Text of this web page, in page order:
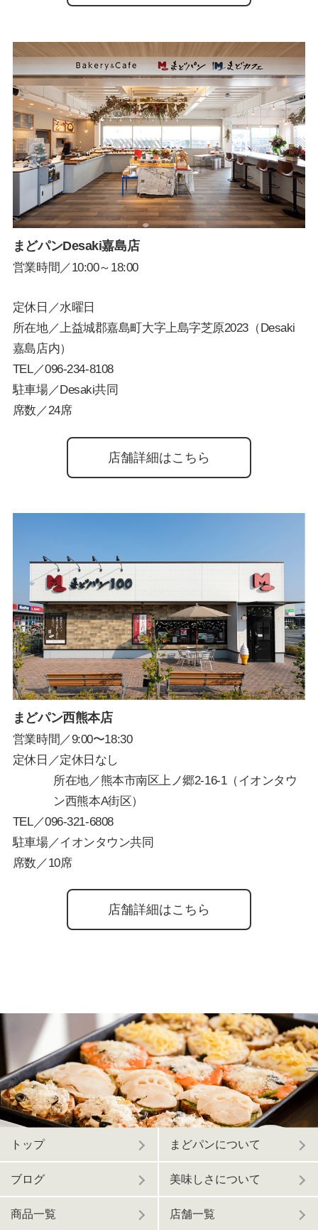
まどパンDesaki嘉島店
営業時間／10:00～18:00
定休日／水曜日
所在地／上益城郡嘉島町大字上島字芝原2023（Desaki
嘉島店内）
TEL／096-234-8108
駐車場／Desaki共同
席数／24席
店舗詳細はこちら
まどパン西熊本店
営業時間／9:00〜18:30
定休日／定休日なし
所在地／熊本市南区上ノ郷2-16-1（イオンタウ
ン西熊本A街区）
TEL／096-321-6808
駐車場／イオンタウン共同
席数／10席
店舗詳細はこちら
トップ まどパンについて
ブログ 美味しさについて
商品一覧 店舗一覧